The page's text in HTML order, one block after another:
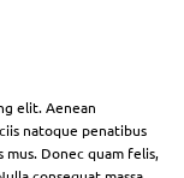
elit. Aenean
natoque penatibus
Donec quam felis,